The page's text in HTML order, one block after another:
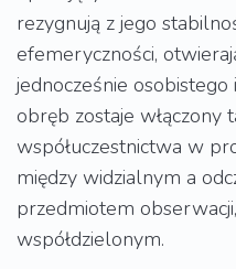
rezygnują z jego
efemeryczności,
jednocześnie
obręb zostaje włączony
współuczestnictwa w
między widzialnym a
przedmiotem
współdzielonym.